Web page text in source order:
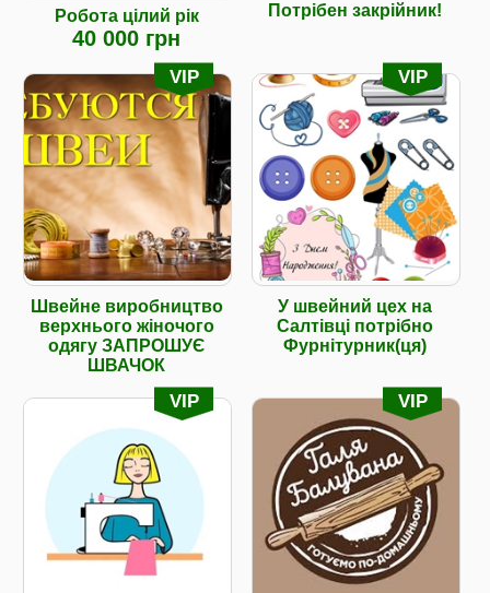
Робота цілий рік
40 000 грн
Потрібен закрійник!
VIP
Швейне виробництво
верхнього жіночого
одягу ЗАПРОШУЄ
ШВАЧОК
VIP
У швейний цех на
Салтівці потрібно
Фурнітурник(ця)
VIP VIP